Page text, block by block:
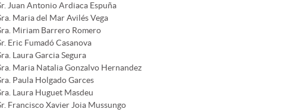
Juan Antonio Ardiaca Espuña
Maria del Mar Avilés Vega
Miriam Barrero Romero
Eric Fumadó Casanova
Laura Garcia Segura
Maria Natalia Gonzalvo Hernandez
Paula Holgado Garces
Laura Huguet Masdeu
Francisco Xavier Joia Mussungo